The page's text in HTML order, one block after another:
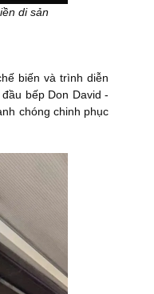
di sản
biến và trình diễn
bếp Don David -
chóng chinh phục